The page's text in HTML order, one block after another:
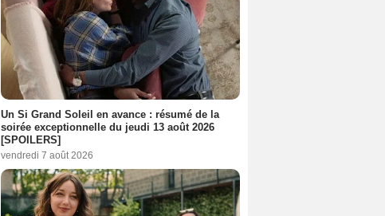
Un Si Grand Soleil en avance : résumé de la
soirée exceptionnelle du jeudi 13 août 2026
[SPOILERS]
vendredi 7 août 2026